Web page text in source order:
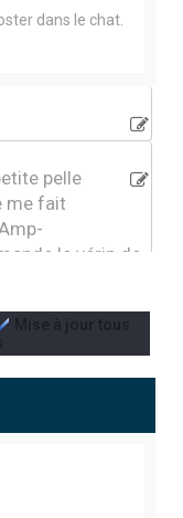
dans le chat.
pelle
me fait
le vérin de
du
de problème, par